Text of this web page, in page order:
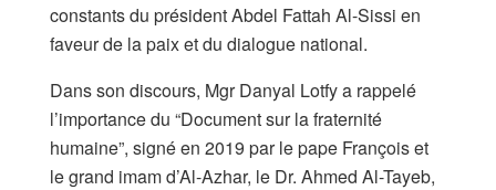
constants du président Abdel Fattah Al-Sissi en
faveur de la paix et du dialogue national.
Dans son discours, Mgr Danyal Lotfy a rappelé
l’importance du “Document sur la fraternité
humaine”, signé en 2019 par le pape François et
le grand imam d’Al-Azhar, le Dr. Ahmed Al-Tayeb,